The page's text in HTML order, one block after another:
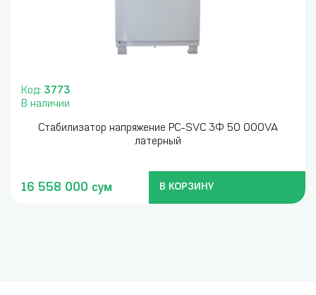
Код: 3773
В наличии
Стабилизатор напряжение PC-SVC 3Ф 50 000VA
латерный
16 558 000 сум В КОРЗИНУ